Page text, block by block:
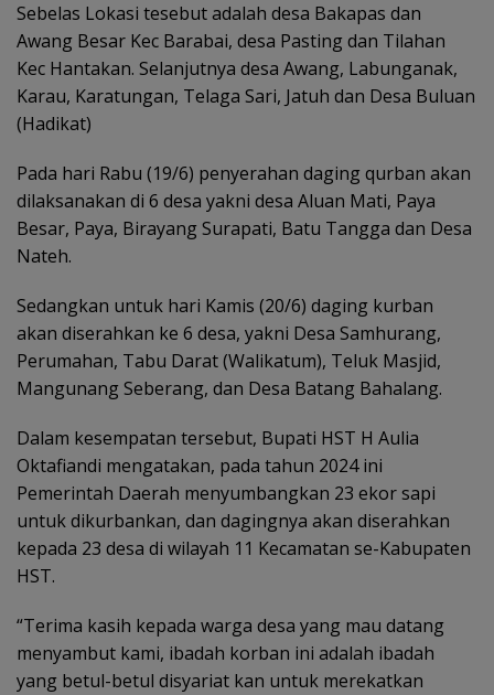
Sebelas Lokasi tesebut adalah desa Bakapas dan
Awang Besar Kec Barabai, desa Pasting dan Tilahan
Kec Hantakan. Selanjutnya desa Awang, Labunganak,
Karau, Karatungan, Telaga Sari, Jatuh dan Desa Buluan
(Hadikat)
Pada hari Rabu (19/6) penyerahan daging qurban akan
dilaksanakan di 6 desa yakni desa Aluan Mati, Paya
Besar, Paya, Birayang Surapati, Batu Tangga dan Desa
Nateh.
Sedangkan untuk hari Kamis (20/6) daging kurban
akan diserahkan ke 6 desa, yakni Desa Samhurang,
Perumahan, Tabu Darat (Walikatum), Teluk Masjid,
Mangunang Seberang, dan Desa Batang Bahalang.
Dalam kesempatan tersebut, Bupati HST H Aulia
Oktafiandi mengatakan, pada tahun 2024 ini
Pemerintah Daerah menyumbangkan 23 ekor sapi
untuk dikurbankan, dan dagingnya akan diserahkan
kepada 23 desa di wilayah 11 Kecamatan se-Kabupaten
HST.
“Terima kasih kepada warga desa yang mau datang
menyambut kami, ibadah korban ini adalah ibadah
yang betul-betul disyariat kan untuk merekatkan